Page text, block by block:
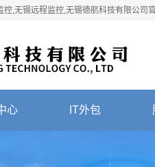
,无锡远程监控,无锡德航科技有限公司官
心 IT外包